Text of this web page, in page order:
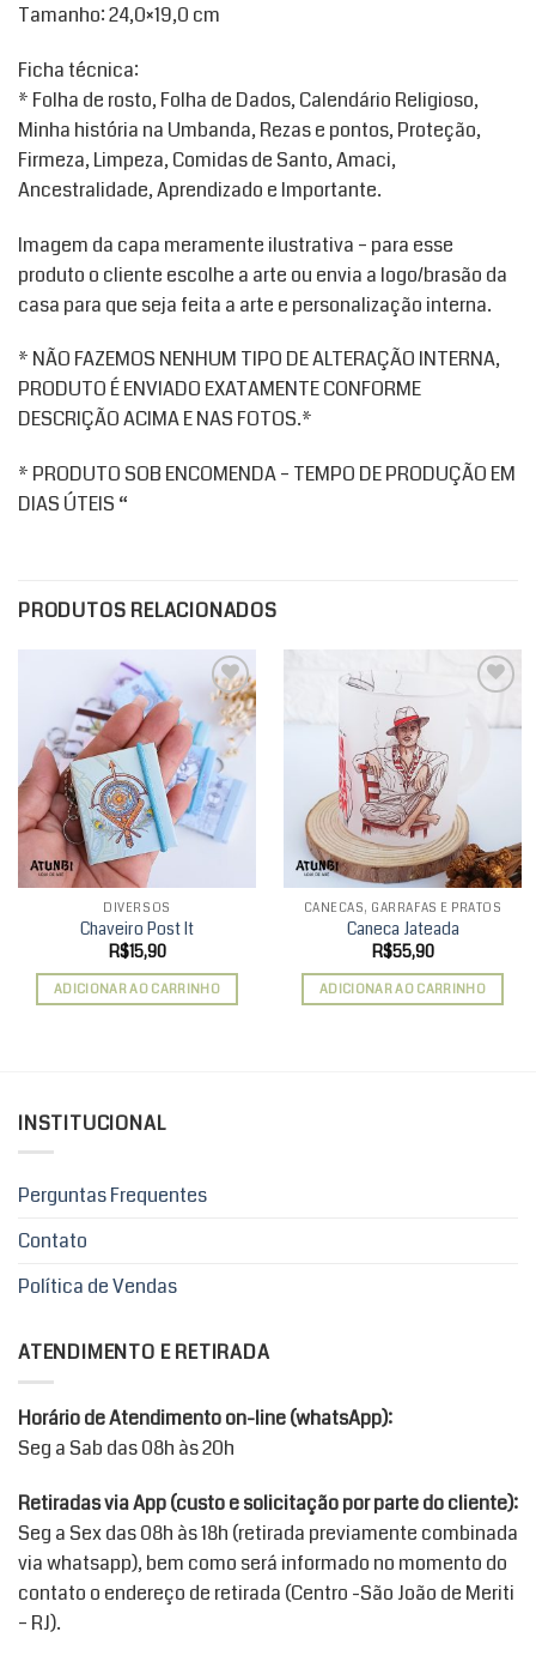
Tamanho: 24,0×19,0 cm
Ficha técnica:
* Folha de rosto, Folha de Dados, Calendário Religioso,
Minha história na Umbanda, Rezas e pontos, Proteção,
Firmeza, Limpeza, Comidas de Santo, Amaci,
Ancestralidade, Aprendizado e Importante.
Imagem da capa meramente ilustrativa – para esse
produto o cliente escolhe a arte ou envia a logo/brasão da
casa para que seja feita a arte e personalização interna.
* NÃO FAZEMOS NENHUM TIPO DE ALTERAÇÃO INTERNA,
PRODUTO É ENVIADO EXATAMENTE CONFORME
DESCRIÇÃO ACIMA E NAS FOTOS.*
* PRODUTO SOB ENCOMENDA – TEMPO DE PRODUÇÃO EM
DIAS ÚTEIS “
PRODUTOS RELACIONADOS
Add to
wishlist
DIVERSOS
Chaveiro Post It
R$15,90
ADICIONAR AO CARRINHO
CANECAS, GARRAFAS E PRATOS
Caneca Jateada
R$55,90
ADICIONAR AO CARRINHO
INSTITUCIONAL
Perguntas Frequentes
Contato
Política de Vendas
ATENDIMENTO E RETIRADA
Horário de Atendimento on-line (whatsApp):
Seg a Sab das 08h às 20h
Retiradas via App (custo e solicitação por parte do cliente):
Seg a Sex das 08h às 18h (retirada previamente combinada
via whatsapp), bem como será informado no momento do
contato o endereço de retirada (Centro -São João de Meriti
– RJ).